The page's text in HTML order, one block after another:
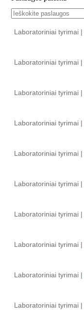
Laboratoriniai tyrimai |
Laboratoriniai tyrimai |
Laboratoriniai tyrimai |
Laboratoriniai tyrimai |
Laboratoriniai tyrimai |
Laboratoriniai tyrimai |
Laboratoriniai tyrimai |
Laboratoriniai tyrimai |
Laboratoriniai tyrimai |
Laboratoriniai tyrimai |